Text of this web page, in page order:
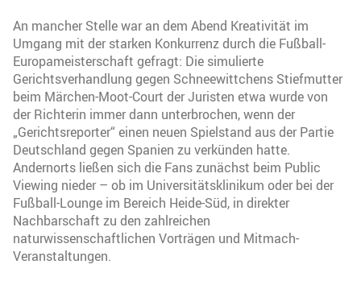
An mancher Stelle war an dem Abend Kreativität im
Umgang mit der starken Konkurrenz durch die Fußball-
Europameisterschaft gefragt: Die simulierte
Gerichtsverhandlung gegen Schneewittchens Stiefmutter
beim Märchen-Moot-Court der Juristen etwa wurde von
der Richterin immer dann unterbrochen, wenn der
„Gerichtsreporter“ einen neuen Spielstand aus der Partie
Deutschland gegen Spanien zu verkünden hatte.
Andernorts ließen sich die Fans zunächst beim Public
Viewing nieder – ob im Universitätsklinikum oder bei der
Fußball-Lounge im Bereich Heide-Süd, in direkter
Nachbarschaft zu den zahlreichen
naturwissenschaftlichen Vorträgen und Mitmach-
Veranstaltungen.